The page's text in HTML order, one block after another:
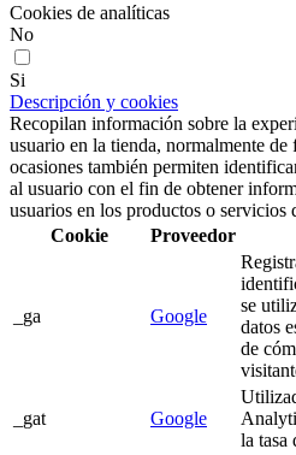
Cookies de analíticas
No
Si
Descripción y cookies
Recopilan información sobre la
usuario en la tienda, normalmente de
ocasiones también permiten
al usuario con el fin de obtener
usuarios en los productos o servicios
Cookie
Proveedor
_ga Google
se
datos
de
_gat Google
la tasa